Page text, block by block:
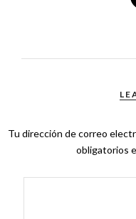
Tu dirección de correo
obligatorios